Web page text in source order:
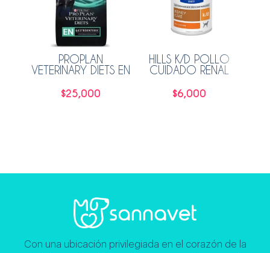
PROPLAN
VETERINARY DIETS EN
PERRO 2KG
$25,000
HILLS K/D POLLO
CUIDADO RENAL
$6,000
Con una ubicación privilegiada en el corazón de la